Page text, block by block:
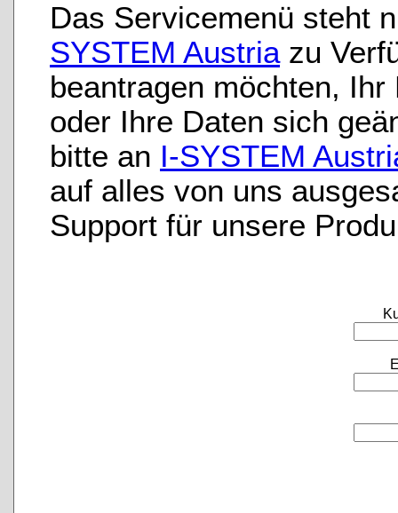
Das Servicemenü steht
SYSTEM Austriazu
beantragen möchten,
oder Ihre Daten sich
bitte an I-SYSTEM
auf alles von uns
Support für unsere